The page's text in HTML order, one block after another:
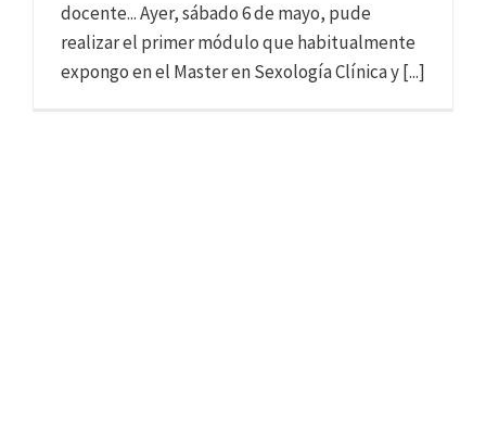
docente... Ayer, sábado 6 de mayo, pude
realizar el primer módulo que habitualmente
expongo en el Master en Sexología Clínica y [...]